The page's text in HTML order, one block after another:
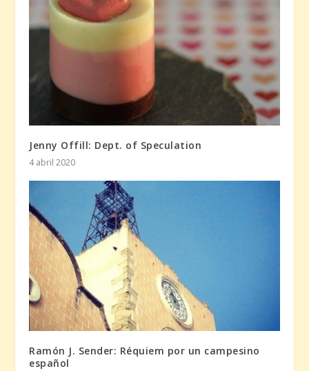
Jenny Offill: Dept. of Speculation
4 abril 2020
Ramón J. Sender: Réquiem por un campesino
español